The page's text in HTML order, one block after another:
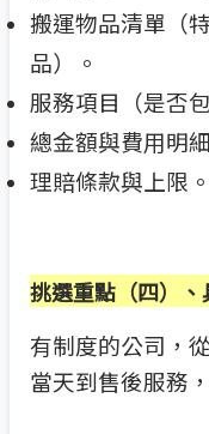
搬運物品清單（
品）。
服務項目（是否
總金額與費用明
理賠條款與上限。
挑選重點（四）
有制度的公司，
當天到售後服務